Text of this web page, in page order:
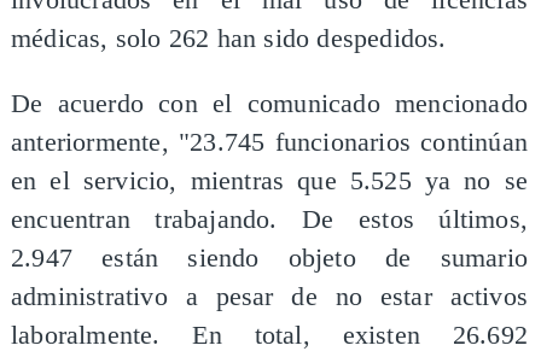
médicas, solo 262 han sido despedidos.
De acuerdo con el comunicado mencionado
anteriormente, "23.745 funcionarios continúan
en el servicio, mientras que 5.525 ya no se
encuentran trabajando. De estos últimos,
2.947 están siendo objeto de sumario
administrativo a pesar de no estar activos
laboralmente. En total, existen 26.692